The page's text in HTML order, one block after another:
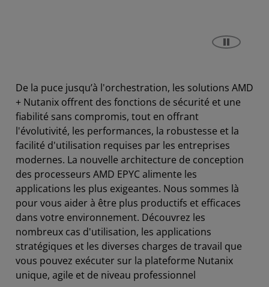
De la puce jusqu’à l'orchestration, les solutions AMD
+ Nutanix offrent des fonctions de sécurité et une
fiabilité sans compromis, tout en offrant
l'évolutivité, les performances, la robustesse et la
facilité d'utilisation requises par les entreprises
modernes. La nouvelle architecture de conception
des processeurs AMD EPYC alimente les
applications les plus exigeantes. Nous sommes là
pour vous aider à être plus productifs et efficaces
dans votre environnement. Découvrez les
nombreux cas d'utilisation, les applications
stratégiques et les diverses charges de travail que
vous pouvez exécuter sur la plateforme Nutanix
unique, agile et de niveau professionnel